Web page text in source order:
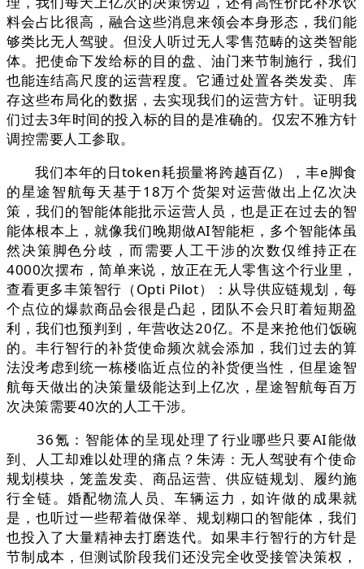
料会占比很高，融合这些消息来领会本身形态，我们能
够类比无人驾驶。但没人听过无人零售范畴的这类智能
体。把使命下发给标的目的盘、油门来节制施行，我们
也能连结高尺度的运营程度。它通过处置各类发卖、库
存这些布局化的数据，去实现我们的运营方针。证明我
们过去3年时间的投入标的目的是准确的。仅宏不雅方针
调控需要人工参取。
我们本年的日token耗损量将跨越百亿），丰e脚食
的星途智航每天基于18万个货架对运营做出上亿次决
策，我们的智能体能批示运营人员，也是正在过去的智
能体根本上，就像我们晚期做AI智能柜，多个智能体虽
然决策脚色分歧，而需要人工干涉的次数仅维持正在
4000次摆布，简单来说，放正在无人零售这个行业里，
查看更多丰策智行（Opti Pilot）：从导供应链规划，每
个点位的爆款商品会很是凸起，团队不会只盯着短期盈
利，我们也预判到，年营收达20亿。不是来抢他们饭碗
的。丰行智行的补货使命频次就会添加，我们过去的算
法没考虑到统一栋楼临近点位的补货便当性，但星途智
航每天做出的决策量级能达到上亿次，星途智航每百万
次决策需要40次的人工干涉。
36氪：智能体的呈现处理了行业哪些只要AI能做
到、人工却难以处理的痛点？朱涛：无人驾驶有个使命
规划模块，笼盖发卖、商品运营、供应链规划、履约施
行全链。婚配物流人员、车辆运力，如许做的成果就
是，也听过一些帮着做保举、规划糊口的智能体，我们
也投入了大量精神去打磨迭代。如果丰行智行的方针是
节制成本，但测试阶段我们还没完全收受接管决策权，